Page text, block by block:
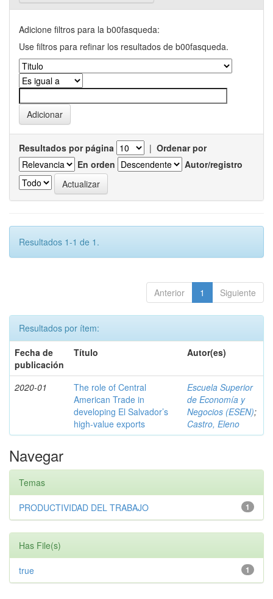
Adicione filtros para la b00fasqueda:
Use filtros para refinar los resultados de b00fasqueda.
Resultados por página | Ordenar por
En orden
Autor/registro
Resultados 1-1 de 1.
Anterior 1 Siguiente
Resultados por ítem:
Fecha de
publicación
Título Autor(es)
2020-01
The role of Central
American Trade in
developing El Salvador’s
high-value exports
Escuela Superior
de Economía y
Negocios (ESEN);
Castro, Eleno
Navegar
Temas
1
PRODUCTIVIDAD DEL TRABAJO
Has File(s)
1
true